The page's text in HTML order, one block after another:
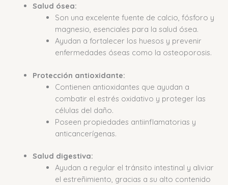
Salud ósea:
Son una excelente fuente de calcio, fósforo y
magnesio, esenciales para la salud ósea.
Ayudan a fortalecer los huesos y prevenir
enfermedades óseas como la osteoporosis.
Protección antioxidante:
Contienen antioxidantes que ayudan a
combatir el estrés oxidativo y proteger las
células del daño.
Poseen propiedades antiinflamatorias y
anticancerígenas.
Salud digestiva:
Ayudan a regular el tránsito intestinal y aliviar
el estreñimiento, gracias a su alto contenido